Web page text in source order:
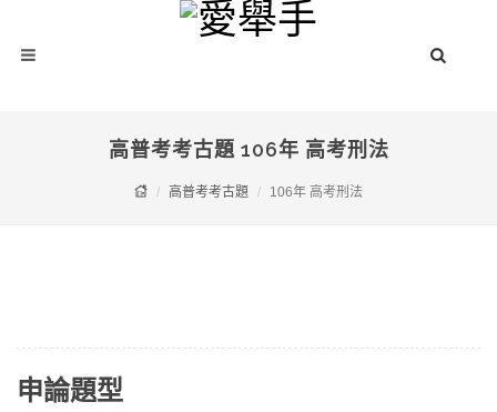
高普考考古題 106年 高考刑法
高普考考古題 106年 高考刑法
申論題型